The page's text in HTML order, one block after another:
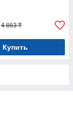
4 863 ₸
Купить